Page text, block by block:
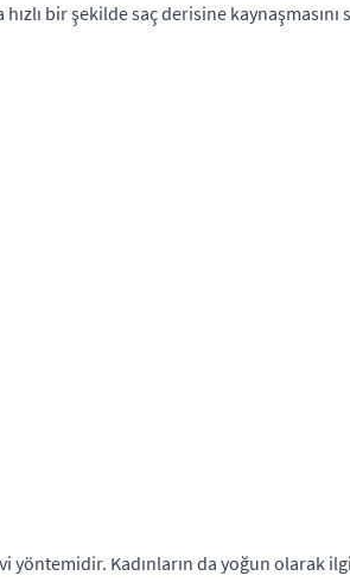
bir şekilde saç derisine kaynaşmasını
yöntemidir. Kadınların da yoğun olarak